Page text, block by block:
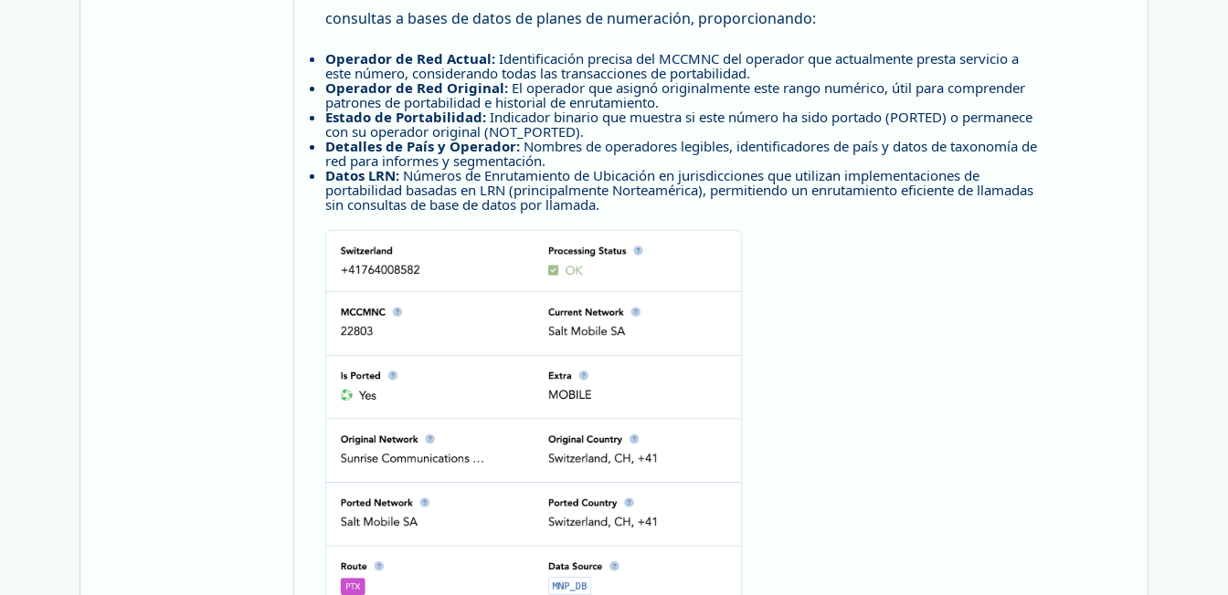
consultas a bases de datos de planes de numeración, proporcionando:
Operador de Red Actual: Identificación precisa del MCCMNC del operador que actualmente presta servicio a
este número, considerando todas las transacciones de portabilidad.
Operador de Red Original: El operador que asignó originalmente este rango numérico, útil para comprender
patrones de portabilidad e historial de enrutamiento.
Estado de Portabilidad: Indicador binario que muestra si este número ha sido portado (PORTED) o permanece
con su operador original (NOT_PORTED).
Detalles de País y Operador: Nombres de operadores legibles, identificadores de país y datos de taxonomía de
red para informes y segmentación.
Datos LRN: Números de Enrutamiento de Ubicación en jurisdicciones que utilizan implementaciones de
portabilidad basadas en LRN (principalmente Norteamérica), permitiendo un enrutamiento eficiente de llamadas
sin consultas de base de datos por llamada.